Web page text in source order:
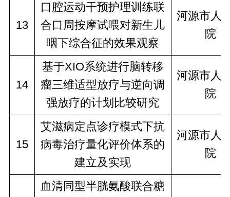
13
口腔运动干预护理训练联
合口周按摩试喂对新生儿
咽下综合征的效果观察
河源市人
院
14
基于XIO系统进行脑转移
瘤三维适型放疗与逆向调
强放疗的计划比较研究
河源市人
院
15
艾滋病定点诊疗模式下抗
病毒治疗量化评价体系的
建立及实现
河源市人
院
血清同型半胱氨酸联合糖